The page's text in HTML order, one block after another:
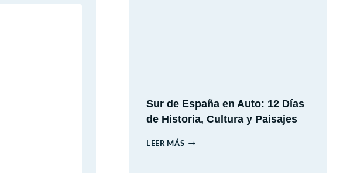
Sur de España en Auto: 12 Días
de Historia, Cultura y Paisajes
LEER MÁSSUR